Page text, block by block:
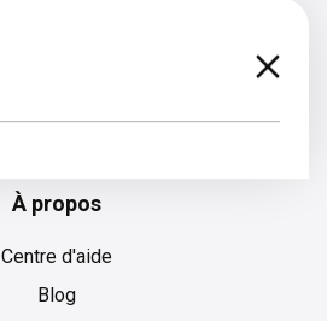
À propos
Centre d'aide
Blog